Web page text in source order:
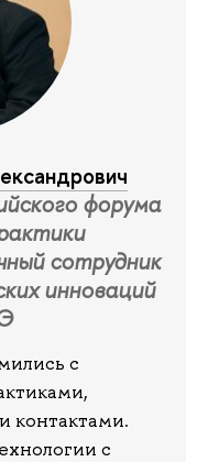
форума
сотрудник
инноваций
с
контактами.
с